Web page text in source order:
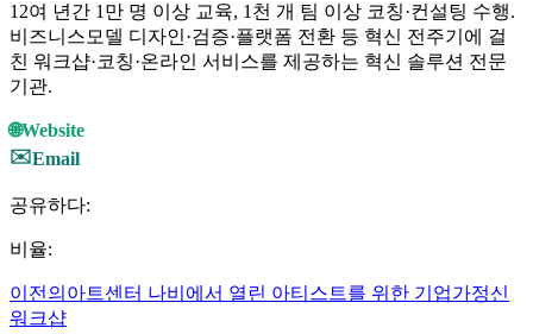
12여 년간 1만 명 이상 교육, 1천 개 팀 이상 코칭·컨설팅 수행.
비즈니스모델 디자인·검증·플랫폼 전환 등 혁신 전주기에 걸
친 워크샵·코칭·온라인 서비스를 제공하는 혁신 솔루션 전문
기관.
🌐Website
✉️Email
공유하다:
비율:
이전의 아트센터 나비에서 열린 아티스트를 위한 기업가정신
워크샵